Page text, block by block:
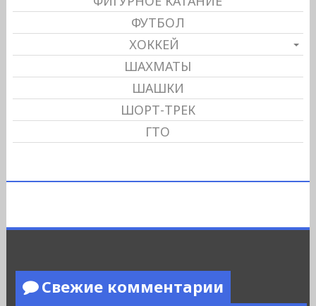
ФУТБОЛ
ХОККЕЙ
ШАХМАТЫ
ШАШКИ
ШОРТ-ТРЕК
ГТО
Свежие комментарии